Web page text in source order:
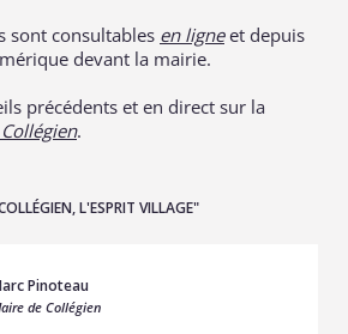
sont consultables en ligneet depuis
devant la mairie.
précédents et en direct sur la
.
L'ESPRIT VILLAGE"
Pinoteau
de Collégien